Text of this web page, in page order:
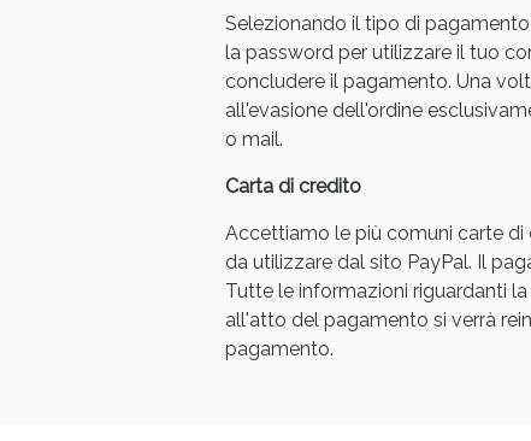
Selezionando il tipo di
la password per utilizzare il tuo
concludere il pagamento. Una
all'evasione dell'ordine
o mail.
Carta di credito
Accettiamo le più comuni carte di
da utilizzare dal sito PayPal. Il
Tutte le informazioni riguardanti
all'atto del pagamento si verrà
pagamento.